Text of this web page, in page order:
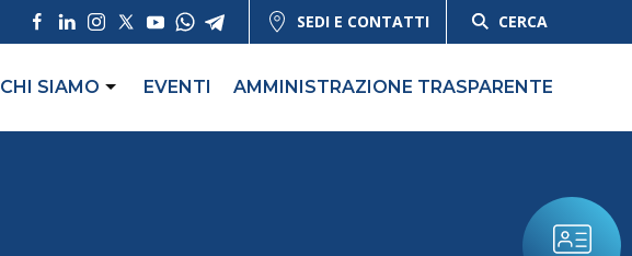
SEDI E CONTATTI CERCA
CHI SIAMO EVENTI AMMINISTRAZIONE TRASPARENTE